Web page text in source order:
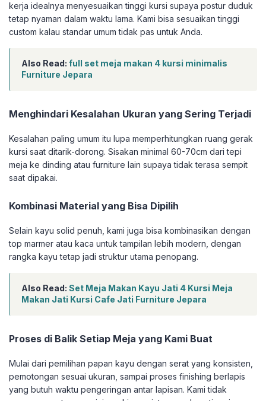
kerja idealnya menyesuaikan tinggi kursi supaya postur duduk
tetap nyaman dalam waktu lama. Kami bisa sesuaikan tinggi
custom kalau standar umum tidak pas untuk Anda.
Also Read: full set meja makan 4 kursi minimalis
Furniture Jepara
Menghindari Kesalahan Ukuran yang Sering Terjadi
Kesalahan paling umum itu lupa memperhitungkan ruang gerak
kursi saat ditarik-dorong. Sisakan minimal 60-70cm dari tepi
meja ke dinding atau furniture lain supaya tidak terasa sempit
saat dipakai.
Kombinasi Material yang Bisa Dipilih
Selain kayu solid penuh, kami juga bisa kombinasikan dengan
top marmer atau kaca untuk tampilan lebih modern, dengan
rangka kayu tetap jadi struktur utama penopang.
Also Read: Set Meja Makan Kayu Jati 4 Kursi Meja
Makan Jati Kursi Cafe Jati Furniture Jepara
Proses di Balik Setiap Meja yang Kami Buat
Mulai dari pemilihan papan kayu dengan serat yang konsisten,
pemotongan sesuai ukuran, sampai proses finishing berlapis
yang butuh waktu pengeringan antar lapisan. Kami tidak